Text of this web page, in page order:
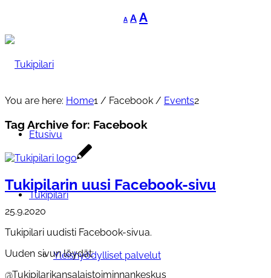
A
Decrease
font
A Reset
font
AIncrease
Etusivu
Tukipilari
Yleishyödylliset palvelut
You are here: Home1 / Facebook / Events2
Tag Archive for: Facebook
Tukipilarin uusi Facebook-sivu
25.9.2020
Tukipilari uudisti Facebook-sivua.
Uuden sivun löydät:
@Tukipilarikansalaistoiminnankeskus